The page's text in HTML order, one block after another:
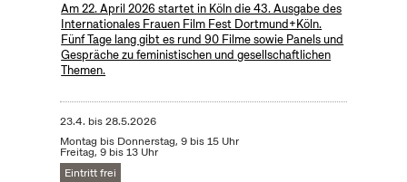
Am 22. April 2026 startet in Köln die 43. Ausgabe des
Internationales Frauen Film Fest Dortmund+Köln.
Fünf Tage lang gibt es rund 90 Filme sowie Panels und
Gespräche zu feministischen und gesellschaftlichen
Themen.
23.4. bis28.5.2026
Montag bis Donnerstag, 9 bis 15 Uhr
Freitag, 9 bis 13 Uhr
Eintritt frei